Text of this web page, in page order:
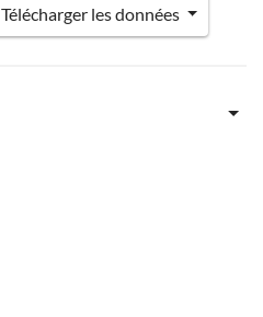
Télécharger les données